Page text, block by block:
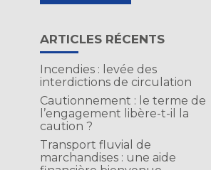
ARTICLES RÉCENTS
Incendies : levée des
interdictions de circulation
Cautionnement : le terme de
l’engagement libère-t-il la
caution ?
Transport fluvial de
marchandises : une aide